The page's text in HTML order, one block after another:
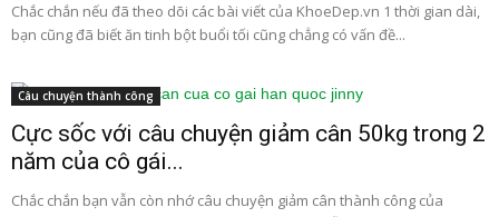
Chắc chắn nếu đã theo dõi các bài viết của KhoeDep.vn 1 thời gian dài,
bạn cũng đã biết ăn tinh bột buổi tối cũng chẳng có vấn đề...
Câu chuyện thành công
Cực sốc với câu chuyện giảm cân 50kg trong 2
năm của cô gái...
Chắc chắn bạn vẫn còn nhớ câu chuyện giảm cân thành công của